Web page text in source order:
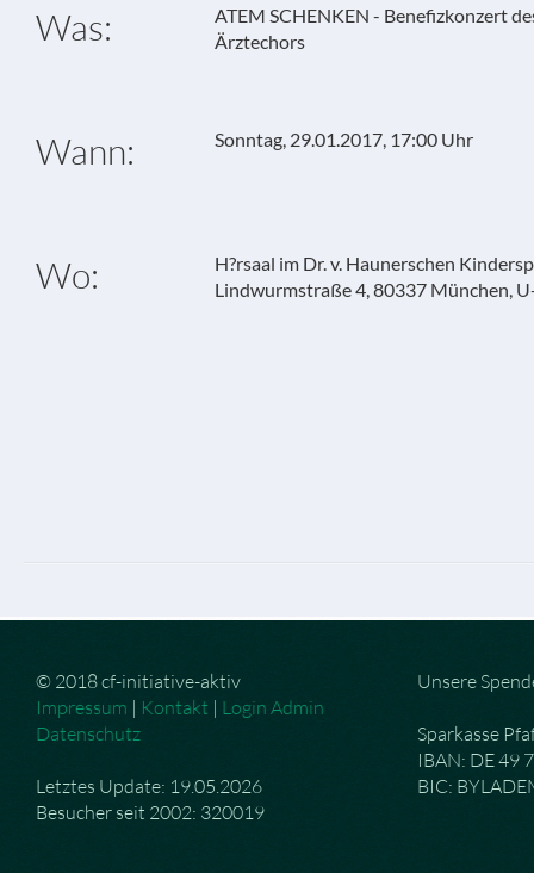
Was:
ATEM SCHENKEN - Benefizkonzert
Ärztechors
Wann: Sonntag, 29.01.2017, 17:00 Uhr
Wo:
H?rsaal im Dr. v. Haunerschen
Lindwurmstraße 4, 80337 München,
© 2018 cf-initiative-aktiv
Impressum | Kontakt | Login Admin
Datenschutz
Letztes Update: 19.05.2026
Besucher seit 2002: 320019
Unsere
Sparkasse
IBAN: DE 49
BIC: